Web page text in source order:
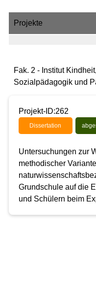
Projekte
Fak. 2 - Institut
Sozialpädagogik und
Projekt-ID:262
Dissertation
Untersuchungen zur
methodischer
Grundschule auf die
und Schülern beim